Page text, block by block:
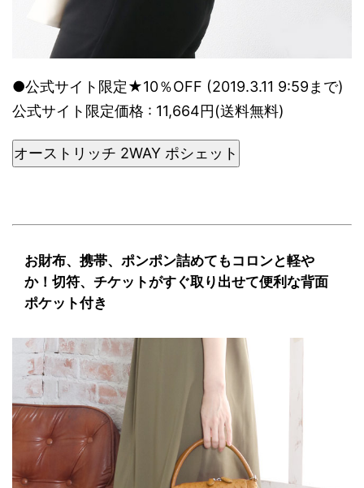
●公式サイト限定★10％OFF (2019.3.11 9:59まで)
公式サイト限定価格 : 11,664円(送料無料)
オーストリッチ 2WAY ポシェット
お財布、携帯、ポンポン詰めてもコロンと軽や
か！切符、チケットがすぐ取り出せて便利な背面
ポケット付き